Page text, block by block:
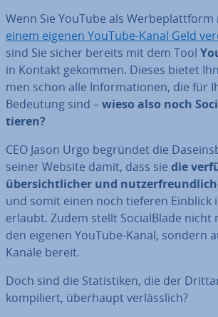
Wenn Sie YouTube als
einem eigenen YouTube-Kanal Geld
sind Sie sicher bereits mit dem Tool
in Kontakt gekommen. Dieses bietet
men schon alle In­for­ma­tio­nen, die für
Bedeutung sind –wieso also noch
tie­ren?
CEO Jason Urgo begründet die
seiner Website damit, dass sie die
über­sicht­li­cher und
und somit einen noch tieferen Einblick
erlaubt. Zudem stellt So­cial­Bla­de nicht
den eigenen YouTube-Kanal, sondern
Kanäle bereit.
Doch sind die Sta­tis­ti­ken, die der
kom­pi­liert, überhaupt ver­läss­lich?